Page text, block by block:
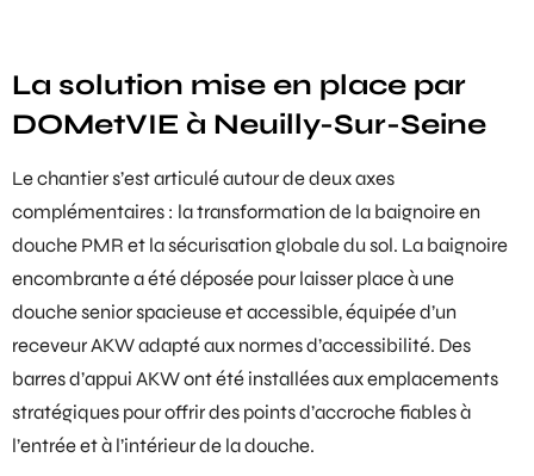
La solution mise en place par
DOMetVIE à Neuilly-Sur-Seine
Le chantier s’est articulé autour de deux axes
complémentaires : la transformation de la baignoire en
douche PMR et la sécurisation globale du sol. La baignoire
encombrante a été déposée pour laisser place à une
douche seniorspacieuse et accessible, équipée d’un
receveur AKW adapté aux normes d’accessibilité. Des
barres d’appui AKW ont été installées aux emplacements
stratégiques pour offrir des points d’accroche fiables à
l’entrée et à l’intérieur de la douche.